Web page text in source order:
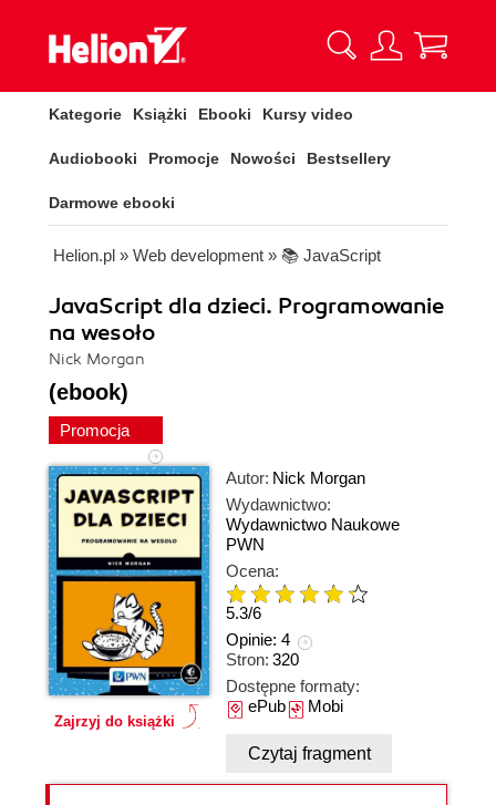
Kategorie Książki Ebooki Kursy video
Audiobooki Promocje Nowości Bestsellery
Darmowe ebooki
Helion.pl » Web development » 📚 JavaScript
JavaScript dla dzieci. Programowanie
na wesoło
Nick Morgan
(ebook)
Promocja
Zajrzyj do książki
Autor: Nick Morgan
Wydawnictwo:
Wydawnictwo Naukowe
PWN
Ocena:
5.3/6
Opinie: 4
Stron: 320
Dostępne formaty:
ePubMobi
Czytaj fragment